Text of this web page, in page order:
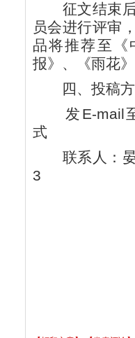
征文结束后
员会进行评审
品将推荐至《
报》、《雨花
四、投稿
发E-mail至
式
联系人：晏
3